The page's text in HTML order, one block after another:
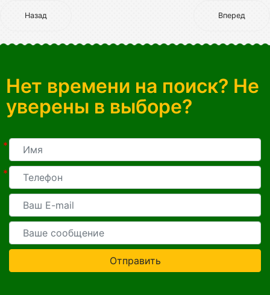
Назад Вперед
Нет времени на поиск? Не
уверены в выборе?
*
*
Отправить